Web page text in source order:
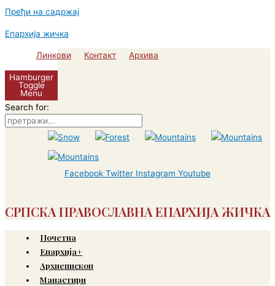
Пређи на садржај
Епархија жичка
Линкови Контакт Архива
Hamburger
Toggle
Menu
Search for:
Facebook Twitter Instagram Youtube
СРПСКА ПРАВОСЛАВНА ЕПАРХИЈА ЖИЧКА
Почетна
Епархија+
Архиепископ
Манастири